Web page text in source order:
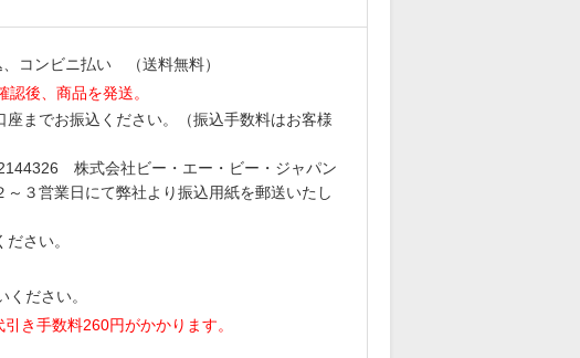
コンビニ払い （送料無料）
後、商品を発送。
までお振込ください。（振込手数料はお客様
株式会社ビー・エー・ビー・ジャパン
３営業日にて弊社より振込用紙を郵送いたし
さい。
ださい。
き手数料260円がかかります。